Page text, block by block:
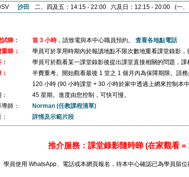
沙田 二、四及五：14:15 - 22:00 六及日：12:15 - 20:00 (一、
睇：
首 3 小時，請致電與本中心職員預約。 查看各地點電話
睇：
學員可於享用時期內於報讀地點不限次數地重看課堂錄影，
學員可於觀看某一課堂錄影後提出課堂直接相關的問題，
半費重考。開始觀看最後 1 堂之 1 個月內為保障期限。請務
120 小時 (90 小時課堂 + 30 小時於家中透過上網來控制本
45 星期。進度由您控制，可快可慢。
師：
Norman (任教課程清單)
詳情及示範片段
推介服務：課堂錄影隨時睇 (在家觀看 =
學員使用 WhatsApp、電話或本網頁報名，待本中心確認已為學員留位